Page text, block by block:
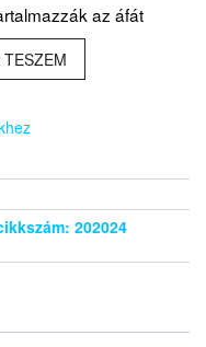
az áfát
TESZEM
202024